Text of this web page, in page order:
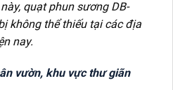
quạt phun sương DB-
không thể thiếu tại các địa
nay.
vườn, khu vực thư giãn